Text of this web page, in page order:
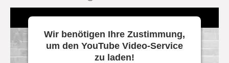
Wir benötigen Ihre Zustimmung,
um den YouTube Video-Service
zu laden!